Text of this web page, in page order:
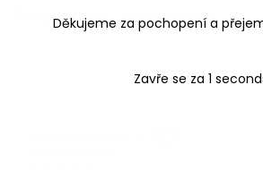
Související produkty
Děkujeme za pochopení a
Zavře se za 1